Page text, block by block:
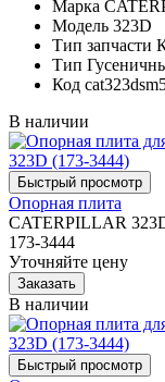
Марка
Модель 323D
Тип запчасти
Тип
Код
В наличии
Опорная плита
CATERPILLAR
173-3444
Уточняйте цену
В наличии